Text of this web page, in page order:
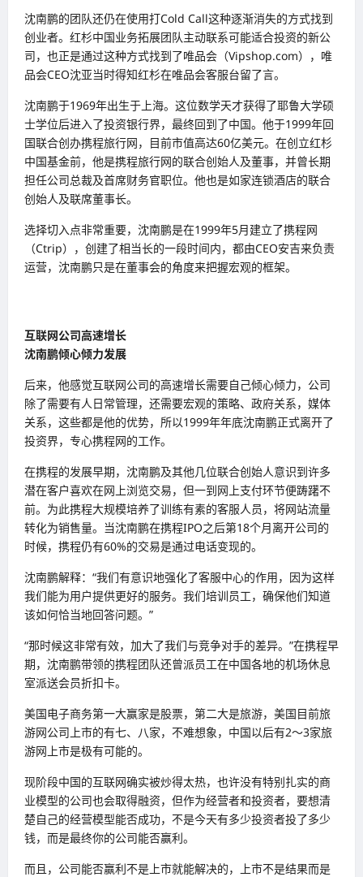
沈南鹏的团队还仍在使用打Cold Call这种逐渐消失的方式找到
创业者。红杉中国业务拓展团队主动联系可能适合投资的新公
司，也正是通过这种方式找到了唯品会（Vipshop.com），唯
品会CEO沈亚当时得知红杉在唯品会客服台留了言。
沈南鹏于1969年出生于上海。这位数学天才获得了耶鲁大学硕
士学位后进入了投资银行界，最终回到了中国。他于1999年回
国联合创办携程旅行网，目前市值高达60亿美元。在创立红杉
中国基金前，他是携程旅行网的联合创始人及董事，并曾长期
担任公司总裁及首席财务官职位。他也是如家连锁酒店的联合
创始人及联席董事长。
选择切入点非常重要，沈南鹏是在1999年5月建立了携程网
（Ctrip），创建了相当长的一段时间内，都由CEO安吉来负责
运营，沈南鹏只是在董事会的角度来把握宏观的框架。
互联网公司高速增长
沈南鹏倾心倾力发展
后来，他感觉互联网公司的高速增长需要自己倾心倾力，公司
除了需要有人日常管理，还需要宏观的策略、政府关系，媒体
关系，这些都是他的优势，所以1999年年底沈南鹏正式离开了
投资界，专心携程网的工作。
在携程的发展早期，沈南鹏及其他几位联合创始人意识到许多
潜在客户喜欢在网上浏览交易，但一到网上支付环节便踌躇不
前。为此携程大规模培养了训练有素的客服人员，将网站流量
转化为销售量。当沈南鹏在携程IPO之后第18个月离开公司的
时候，携程仍有60%的交易是通过电话变现的。
沈南鹏解释：“我们有意识地强化了客服中心的作用，因为这样
我们能为用户提供更好的服务。我们培训员工，确保他们知道
该如何恰当地回答问题。”
“那时候这非常有效，加大了我们与竞争对手的差异。”在携程早
期，沈南鹏带领的携程团队还曾派员工在中国各地的机场休息
室派送会员折扣卡。
美国电子商务第一大赢家是股票，第二大是旅游，美国目前旅
游网公司上市的有七、八家，不难想象，中国以后有2～3家旅
游网上市是极有可能的。
现阶段中国的互联网确实被炒得太热，也许没有特别扎实的商
业模型的公司也会取得融资，但作为经营者和投资者，要想清
楚自己的经营模型能否成功，不是今天有多少投资者投了多少
钱，而是最终你的公司能否赢利。
而且，公司能否赢利不是上市就能解决的，上市不是结果而是